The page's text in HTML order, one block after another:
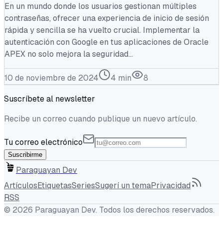
En un mundo donde los usuarios gestionan múltiples
contraseñas, ofrecer una experiencia de inicio de sesión
rápida y sencilla se ha vuelto crucial. Implementar la
autenticación con Google en tus aplicaciones de Oracle
APEX no solo mejora la seguridad...
10 de noviembre de 2024 4 min
8
Suscríbete al newsletter
Recibe un correo cuando publique un nuevo artículo.
Tu correo electrónico
Suscribirme
Paraguayan Dev
ArtículosEtiquetasSeriesSugerí un temaPrivacidad
RSS
© 2026 Paraguayan Dev. Todos los derechos reservados.